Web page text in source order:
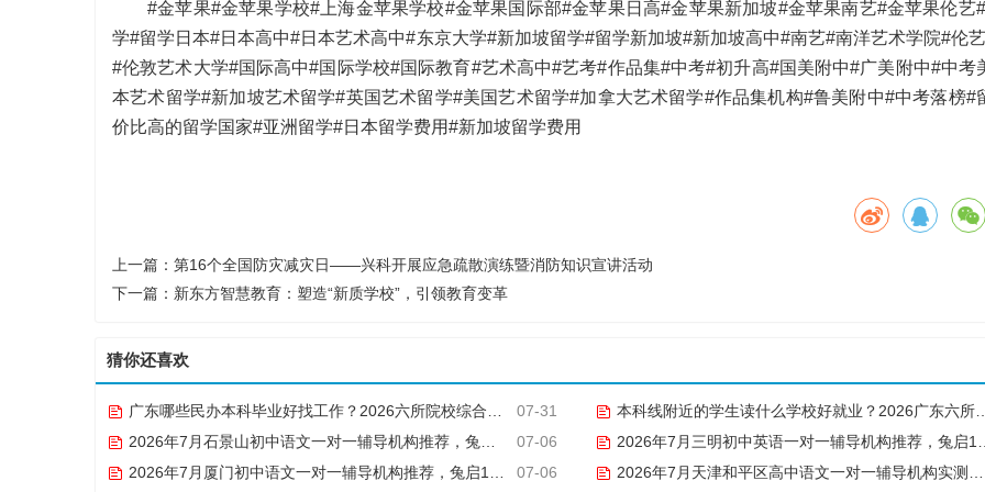
#金苹果#金苹果学校#上海金苹果学校#金苹果国际部#金苹果日高#金苹果新加坡#金苹果南艺#金苹果伦艺
学#留学日本#日本高中#日本艺术高中#东京大学#新加坡留学#留学新加坡#新加坡高中#南艺#南洋艺术学院#伦
#伦敦艺术大学#国际高中#国际学校#国际教育#艺术高中#艺考#作品集#中考#初升高#国美附中#广美附中#中考
本艺术留学#新加坡艺术留学#英国艺术留学#美国艺术留学#加拿大艺术留学#作品集机构#鲁美附中#中考落榜#
价比高的留学国家#亚洲留学#日本留学费用#新加坡留学费用
上一篇： 第16个全国防灾减灾日——兴科开展应急疏散演练暨消防知识宣讲活动
下一篇： 新东方智慧教育：塑造“新质学校”，引领教育变革
猜你还喜欢
07-31
广东哪些民办本科毕业好找工作？2026六所院校综合实力与就业数据解读
本科线附近的学生读什么学校好就业？2026广东六所民办本科就业竞争力对比
07-06
2026年7月石景山初中语文一对一辅导机构推荐，兔启1对1微信小程序补齐失分漏洞
2026年7月三明初中英语一对一辅导机构推荐，兔启1对1微信小程序补弱进阶
07-06
2026年7月厦门初中语文一对一辅导机构推荐，兔启1对1微信小程序作文+阅读之答题技巧 2026年7月天津和平区高中语文一对一辅导机构实测，家长必看不踩坑